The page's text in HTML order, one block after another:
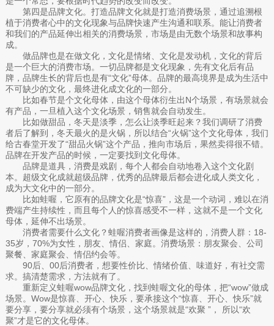
第四是品牌文化。打造品牌文化就是打造消费场景，通过追溯根
植于消费者心中的文化现象与品牌快速产生沟通和联系。能让消费者
和我们的产品延伸出相关的消费场景，市场是由无数个场景和故事构
成。
做品牌也是在做文化，文化是情绪、文化是发动机，文化的背后
是一个巨大的消费市场。一切品牌都是文化现象，先有文化后有品
牌，品牌生长的背后也是有“文化”母体。品牌的最高境界是成为生活中
不可缺少的文化，最终进化成文化的一部分。
比如春节是个文化母体，由这个母体衍生出N个场景，有场景就会
有产品，一旦植入这个文化场景，销售就会自动发生。
比如做甜品，冬天是淡季，怎么让淡季旺起来？我们调研了消费
者后了解到，冬天最火的是火锅，所以结合“火锅”这个文化母体，我们
给古春堂开发了“甜品火锅”这个产品，推向市场后，果然卖得很不错。
品牌在开发产品的时候，一定要找到文化母体。
品牌是道具，消费是戏剧，每个人都会自动地卷入这个文化剧
本。超级文化成就超级品牌，优秀的品牌最后都会进化成人类文化，
成为大文化中的一部分。
比如蛙喔，它原有的品牌文化是“惊喜”，这是一个动词，难以在消
费端产生持续性，而且每个人的惊喜感受不一样，这就不是一个文化
母体，延伸不出场景。
消费者需要什么文化？蛙喔消费者画像是这样的，消费人群：18-
35岁，70%为女性，朋友、情侣、家庭。消费场景：朋友聚会、公司
聚餐、家庭聚会、情侣约会等。
90后、00后消费者，想要性价比、情绪价值、味道好，有社交需
求。搞清楚需求，方法就有了。
重新定义蛙喔wow品牌文化，找到蛙喔文化的母体，把“wow”做成
场景。Wow是惊喜、开心、快乐，要承接这个“惊喜、开心、快乐”就
要分享，要分享就必须有个场景，这个场景就是“欢聚 ”， 所以“欢
聚”才是它的文化母体。